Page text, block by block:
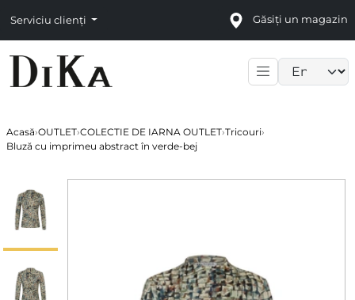
Serviciu clienți Găsiți un magazin
Acasă›OUTLET›COLECTIE DE IARNA OUTLET›Tricouri›
Bluză cu imprimeu abstract în verde-bej